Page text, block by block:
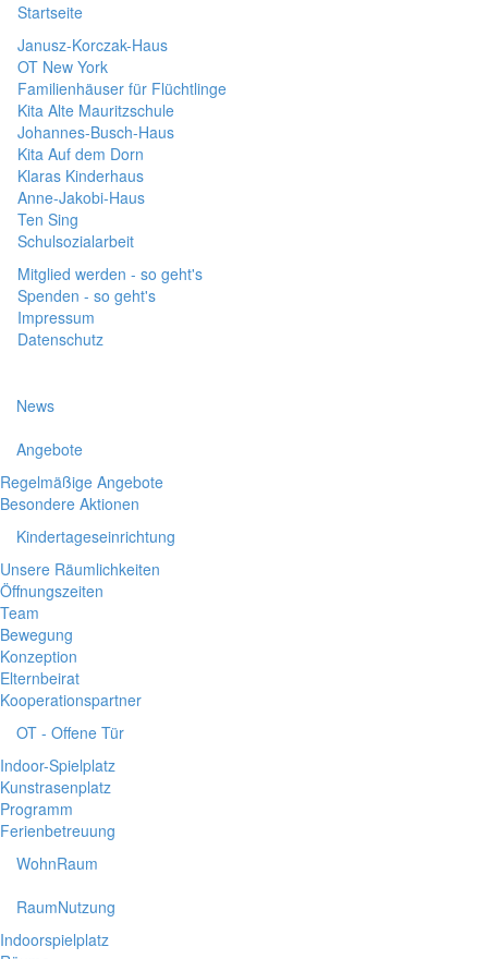
Startseite
Janusz-Korczak-Haus
OT New York
Familienhäuser für Flüchtlinge
Kita Alte Mauritzschule
Johannes-Busch-Haus
Kita Auf dem Dorn
Klaras Kinderhaus
Anne-Jakobi-Haus
Ten Sing
Schulsozialarbeit
Mitglied werden - so geht's
Spenden - so geht's
Impressum
Datenschutz
News
Angebote
Regelmäßige Angebote
Besondere Aktionen
Kindertageseinrichtung
Unsere Räumlichkeiten
Öffnungszeiten
Team
Bewegung
Konzeption
Elternbeirat
Kooperationspartner
OT - Offene Tür
Indoor-Spielplatz
Kunstrasenplatz
Programm
Ferienbetreuung
WohnRaum
RaumNutzung
Indoorspielplatz